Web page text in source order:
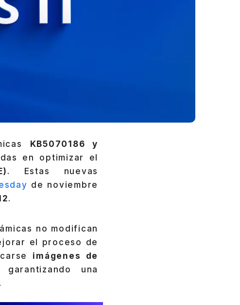
KB5070186 y
en optimizar el
. Estas nuevas
de noviembre
.
no modifican
el proceso de
imágenes de
una